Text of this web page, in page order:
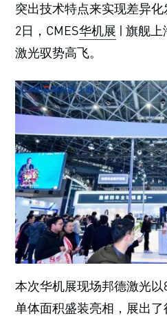
突出技术特点来实现差异化
2日，CMES华机展 | 旗舰
激光驭势高飞。
本次华机展现场邦德激光以
单体面积盛装亮相，展出